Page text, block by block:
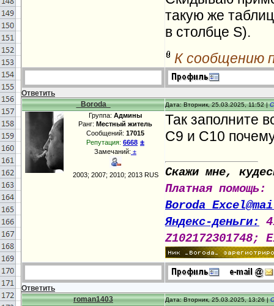
такую же
в столбце S).
К сообщению
Ответить
_Boroda_
Дата: Вторник, 25.03.2025, 11:52 |
Группа: Админы
Ранг: Местный житель
Сообщений: 17015
Репутация: 6668 ±
Замечаний: ±
2003; 2007; 2010; 2013 RUS
Так заполните
С9 и С10
Скажи мне,
Платная помощь:
Яндекс-деньги:
Z102172301748;
Ответить
roman1403
Дата: Вторник, 25.03.2025, 13:26 |